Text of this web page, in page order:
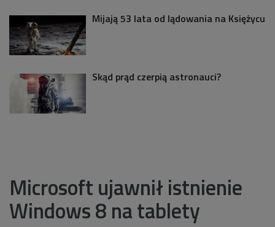
Mijają 53 lata od lądowania na Księżycu
Skąd prąd czerpią astronauci?
Microsoft ujawnił istnienie
Windows 8 na tablety